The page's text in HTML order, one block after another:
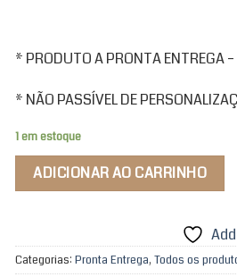
* PRODUTO A PRONTA ENTREGA
* NÃO PASSÍVEL DE
1 em estoque
ADICIONAR AO CARRINHO
Categorias: Pronta Entrega, Todos os